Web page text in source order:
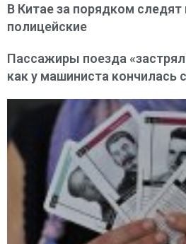
В Китае за порядком
полицейские
Пассажиры поезда
как у машиниста кончилась